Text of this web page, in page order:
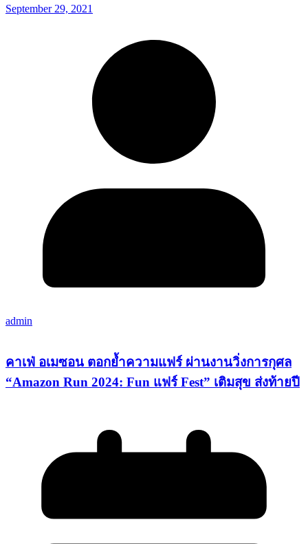
September 29, 2021
admin
คาเฟ่ อเมซอน ตอกย้ำความแฟร์ ผ่านงานวิ่งการกุศล
“Amazon Run 2024: Fun แฟร์ Fest” เติมสุข ส่งท้ายปี